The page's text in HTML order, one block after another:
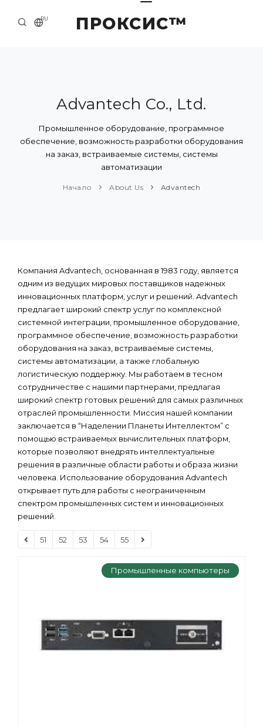
ПРОКСИС™
RU
О КОМПАНИИ
ПРИМЕРЫ И РЕШЕНИЯ
КАТАЛОГ ПРОДУКЦИИ
Advantech Co., Ltd.
Промышленное оборудование, программное
обеспечение, возможность разработки оборудования
на заказ, встраиваемые системы, системы
автоматизации
Начало About Us Advantech
Компания Advantech, основанная в 1983 году, является
одним из ведущих мировых поставщиков надежных
инновационных платформ, услуг и решений. Advantech
предлагает широкий спектр услуг по комплексной
системной интеграции, промышленное оборудование,
программное обеспечение, возможность разработки
оборудования на заказ, встраиваемые системы,
системы автоматизации, а также глобальную
логистическую поддержку. Мы работаем в тесном
сотрудничестве с нашими партнерами, предлагая
широкий спектр готовых решений для самых различных
отраслей промышленности. Миссия нашей компании
заключается в “Наделении Планеты Интеллектом” с
помощью встраиваемых вычислительных платформ,
которые позволяют внедрять интеллектуальные
решения в различные области работы и образа жизни
человека. Использование оборудования Advantech
открывает путь для работы с неограниченным
спектром промышленных систем и инновационных
решений.
51 52 53 54 55
Промышленные компьютеры